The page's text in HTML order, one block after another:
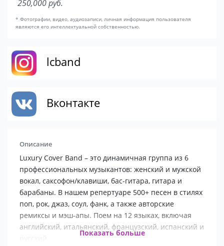
250,000 руб.
* Фотографии, видео, аудиозаписи, личная информация пользователя
являются его интеллектуальной собственностью.
lcband
Вконтакте
Описание
Luxury Cover Band – это динамичная группа из 6
профессиональных музыкантов: женский и мужской
вокал, саксофон/клавиши, бас-гитара, гитара и
барабаны. В нашем репертуаре 500+ песен в стилях
поп, рок, джаз, соул, фанк, а также авторские
ремиксы и мэш-апы. Поем на 12 языках, включая
английский, итальянский, французский, испанский и
русский.
Показать больше